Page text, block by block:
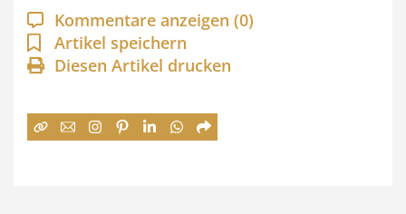
a
n
n
:
Kommentare anzeigen (0)
Artikel speichern
Diesen Artikel drucken